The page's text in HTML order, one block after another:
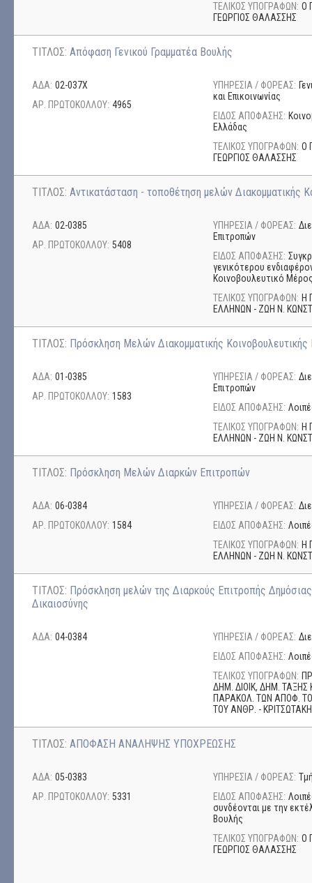
ΤΕΛΙΚΟΣ ΥΠΟΓΡΑΦΩΝ: Ο
ΓΕΩΡΓΙΟΣ ΘΑΛΑΣΣΗΣ
ΤΙΤΛΟΣ: Απόφαση Γενικού Γραμματέα Βουλής
ΑΔΑ: 02-037Χ
ΑΡ. ΠΡΩΤΟΚΟΛΛΟΥ: 4965
ΥΠΗΡΕΣΙΑ / ΦΟΡΕΑΣ:
και Επικοινωνίας
ΕΙΔΟΣ ΑΠΟΦΑΣΗΣ:
Ελλάδας
ΤΕΛΙΚΟΣ ΥΠΟΓΡΑΦΩΝ: Ο
ΓΕΩΡΓΙΟΣ ΘΑΛΑΣΣΗΣ
ΤΙΤΛΟΣ: Αντικατάσταση - τοποθέτηση μελών Διακομματικής
ΑΔΑ: 02-0385
ΑΡ. ΠΡΩΤΟΚΟΛΛΟΥ: 5408
ΥΠΗΡΕΣΙΑ / ΦΟΡΕΑΣ:
Επιτροπών
ΕΙΔΟΣ ΑΠΟΦΑΣΗΣ:
γενικότερου
Κοινοβουλευτικό
ΤΕΛΙΚΟΣ ΥΠΟΓΡΑΦΩΝ: Η
ΕΛΛΗΝΩΝ - ΖΩΗ Ν.
ΤΙΤΛΟΣ: Πρόσκληση Μελών Διακομματικής Κοινοβουλευτικής
ΑΔΑ: 01-0385
ΑΡ. ΠΡΩΤΟΚΟΛΛΟΥ: 1583
ΥΠΗΡΕΣΙΑ / ΦΟΡΕΑΣ:
Επιτροπών
ΕΙΔΟΣ ΑΠΟΦΑΣΗΣ:
ΤΕΛΙΚΟΣ ΥΠΟΓΡΑΦΩΝ: Η
ΕΛΛΗΝΩΝ - ΖΩΗ Ν.
ΤΙΤΛΟΣ: Πρόσκληση Μελών Διαρκών Επιτροπών
ΑΔΑ: 06-0384
ΑΡ. ΠΡΩΤΟΚΟΛΛΟΥ: 1584
ΥΠΗΡΕΣΙΑ / ΦΟΡΕΑΣ:
ΕΙΔΟΣ ΑΠΟΦΑΣΗΣ:
ΤΕΛΙΚΟΣ ΥΠΟΓΡΑΦΩΝ: Η
ΕΛΛΗΝΩΝ - ΖΩΗ Ν.
ΤΙΤΛΟΣ: Πρόσκληση μελών της Διαρκούς Επιτροπής
Δικαιοσύνης
ΑΔΑ: 04-0384 ΥΠΗΡΕΣΙΑ / ΦΟΡΕΑΣ:
ΕΙΔΟΣ ΑΠΟΦΑΣΗΣ:
ΤΕΛΙΚΟΣ ΥΠΟΓΡΑΦΩΝ:
ΔΗΜ. ΔΙΟΙΚ, ΔΗΜ. ΤΑΞΗΣ
ΠΑΡΑΚΟΛ. ΤΩΝ ΑΠΟΦ.
ΤΟΥ ΑΝΘΡ. -
ΤΙΤΛΟΣ: ΑΠΟΦΑΣΗ ΑΝΑΛΗΨΗΣ ΥΠΟΧΡΕΩΣΗΣ
ΑΔΑ: 05-0383
ΑΡ. ΠΡΩΤΟΚΟΛΛΟΥ: 5331
ΥΠΗΡΕΣΙΑ / ΦΟΡΕΑΣ:
ΕΙΔΟΣ ΑΠΟΦΑΣΗΣ:
συνδέονται με την
Βουλής
ΤΕΛΙΚΟΣ ΥΠΟΓΡΑΦΩΝ: Ο
ΓΕΩΡΓΙΟΣ ΘΑΛΑΣΣΗΣ